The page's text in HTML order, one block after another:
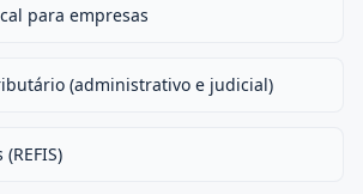
para empresas
(administrativo e judicial)